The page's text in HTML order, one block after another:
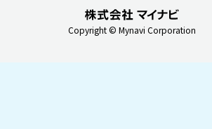
Copyright © Mynavi Corporation